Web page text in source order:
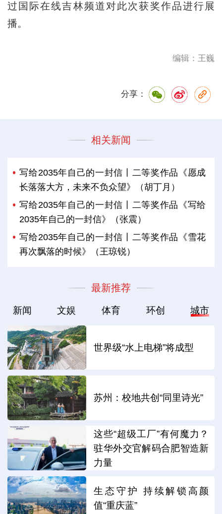
过国际在线吉林频道对此次获奖作品进行展
播。
编辑：王巍
分享：
相关新闻
写给2035年自己的一封信丨二等奖作品《愿成
长落落大方，未来不负众望》（胡丁月）
写给2035年自己的一封信丨二等奖作品《写给
2035年自己的一封信》（张震）
写给2035年自己的一封信丨二等奖作品《雪花
再次飘落的时候》（王琼锐）
最新推荐
新闻 文娱 体育 环创 城市
世界级“水上电梯”将成型
苏州：校地共创“同里诗光”
这些“超级工厂”有何魔力？
驻华外交官解码合肥智造新
力量
生态守护 持续解锁高颜
值“重庆蓝”